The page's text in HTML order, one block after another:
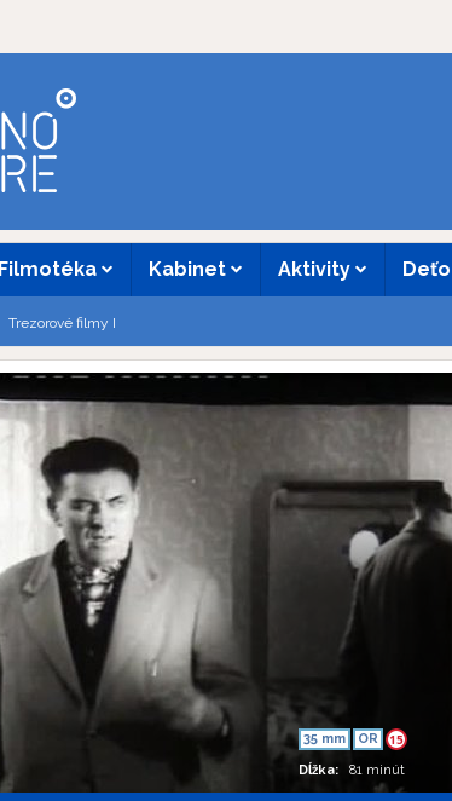
Filmotéka Kabinet Aktivity
Trezorové filmy I
35 mm OR 15
Dĺžka: 81 minút